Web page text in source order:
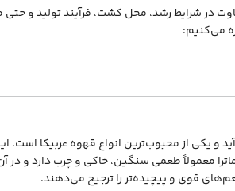
در شرایط رشد، محل کشت، فرآیند تولید و
می‌کنیم:
و یکی از محبوب‌ترین انواع قهوه عربیکا
معمولاً طعمی سنگین، خاکی و چرب دارد و
قوی و پیچیده‌تر را ترجیح می‌دهند.